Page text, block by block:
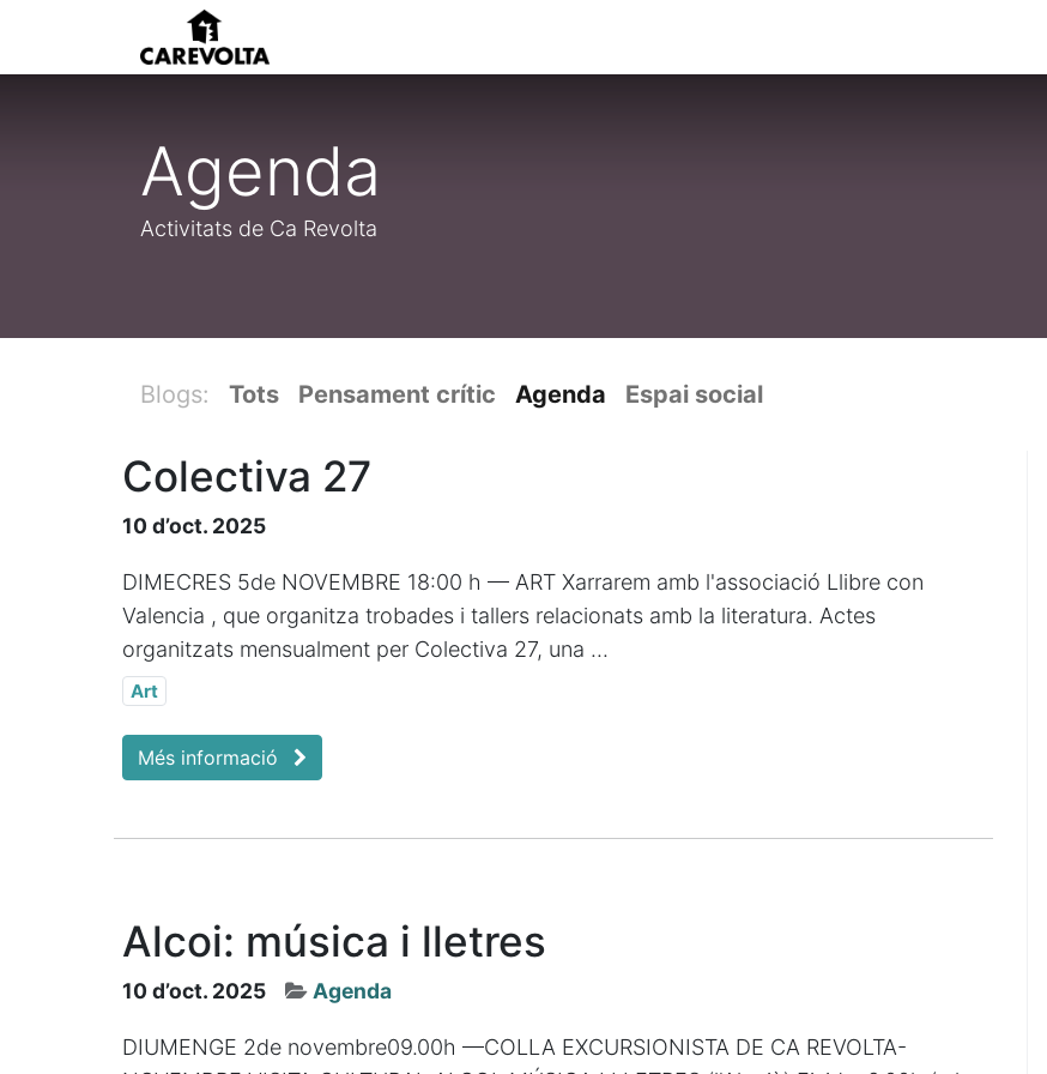
Agenda
Activitats de Ca Revolta
Blogs: Tots Pensament crític Agenda Espai social
Colectiva 27
10 d’oct. 2025
DIMECRES 5de NOVEMBRE 18:00 h — ART Xarrarem amb l'associació Llibre con
Valencia , que organitza trobades i tallers relacionats amb la literatura. Actes
organitzats mensualment per Colectiva 27, una ...
Art
Més informació
Alcoi: música i lletres
10 d’oct. 2025 Agenda
DIUMENGE 2de novembre09.00h —COLLA EXCURSIONISTA DE CA REVOLTA-